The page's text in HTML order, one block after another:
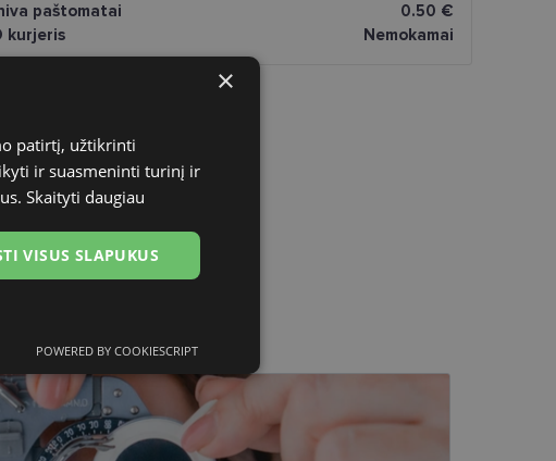
paštomatai
0.50 €
kurjeris
Nemokamai
×
patirtį, užtikrinti
ir suasmeninti turinį ir
Skaityti daugiau
VISUS SLAPUKUS
Funkciniai slapukai
POWERED BY COOKIESCRIPT